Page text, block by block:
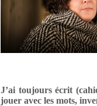
J’ai toujours écrit
jouer avec les mots,